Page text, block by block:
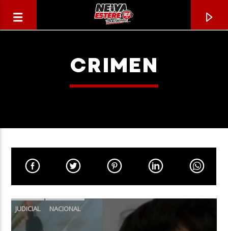
TÍTULO
ARTISTA
CRIMEN
JUDICIAL NACIONAL